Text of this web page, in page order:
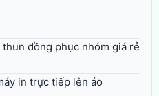
thun đồng phục nhóm giá rẻ
in trực tiếp lên áo